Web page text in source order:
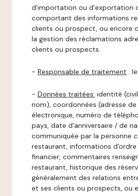
d’importation ou d’exportation
comportant des informations
clients ou prospect, ou encore
la gestion des réclamations
clients ou prospects.
- Responsable de traitement :
- Données traitées: identité
nom), coordonnées (adresse
électronique, numéro de
pays, date d'anniversaire / de
communiquée par la personne
restaurant, informations
financier, commentaires
restaurant, historique des
généralement des relations
et ses clients ou prospects, ou